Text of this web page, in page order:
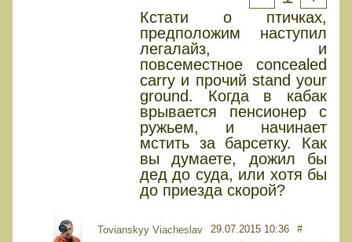
Кстати о птичках,
предположим наступил
легалайз, и
повсеместное concealed
carry и прочий stand your
ground. Когда в кабак
врывается пенсионер с
ружьем, и начинает
мстить за барсетку. Как
вы думаете, дожил бы
дед до суда, или хотя бы
до приезда скорой?
Tovianskyy Viacheslav 29.07.2015 10:36 #